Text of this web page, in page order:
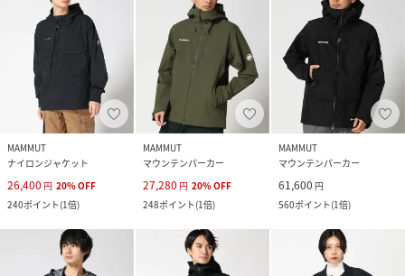
MAMMUT
ナイロンジャケット
26,400 円 20%OFF
240ポイント(1倍)
MAMMUT
マウンテンパーカー
27,280 円 20%OFF
248ポイント(1倍)
MAMMUT
マウンテンパーカー
61,600 円
560ポイント(1倍)